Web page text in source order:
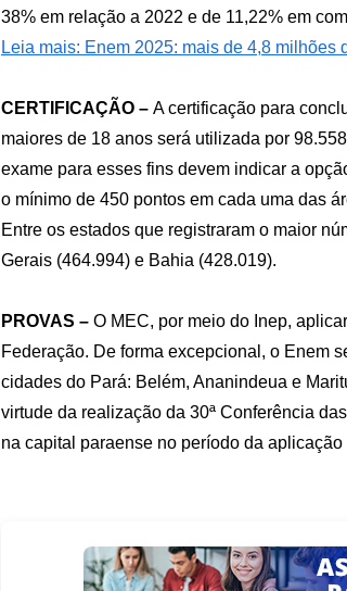
38% em relação a 2022 e de 11,22% em
Leia mais: Enem 2025: mais de 4,8 milhões
CERTIFICAÇÃO – A certificação para
maiores de 18 anos será utilizada por
exame para esses fins devem indicar a
o mínimo de 450 pontos em cada uma das
Entre os estados que registraram o maior
Gerais (464.994) e Bahia (428.019).
PROVAS – O MEC, por meio do Inep,
Federação. De forma excepcional, o Enem
cidades do Pará: Belém, Ananindeua e
virtude da realização da 30ª Conferência
na capital paraense no período da